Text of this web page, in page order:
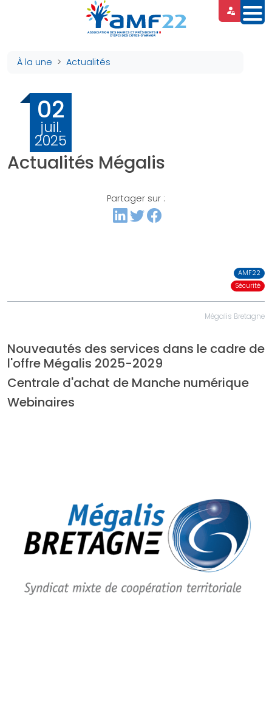
À la une Actualités
02
juil.
2025
Actualités Mégalis
Partager sur :
AMF22
Sécurité
Mégalis Bretagne
Nouveautés des services dans le cadre de
l'offre Mégalis 2025-2029
Centrale d'achat de Manche numérique
Webinaires
Panneau de gestion des cookies